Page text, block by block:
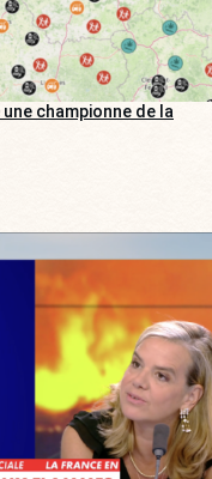
championne de la